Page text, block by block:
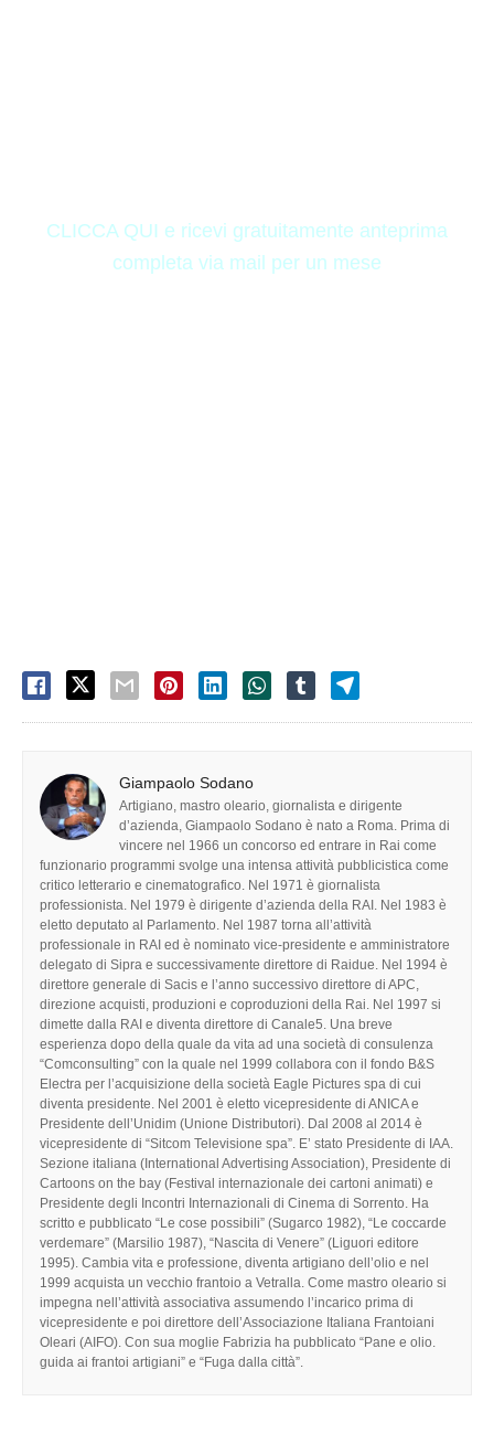
CLICCA QUI e ricevi gratuitamente anteprima
completa via mail per un mese
Giampaolo Sodano
Artigiano, mastro oleario, giornalista e dirigente
d’azienda, Giampaolo Sodano è nato a Roma. Prima di
vincere nel 1966 un concorso ed entrare in Rai come
funzionario programmi svolge una intensa attività pubblicistica come
critico letterario e cinematografico. Nel 1971 è giornalista
professionista. Nel 1979 è dirigente d’azienda della RAI. Nel 1983 è
eletto deputato al Parlamento. Nel 1987 torna all’attività
professionale in RAI ed è nominato vice-presidente e amministratore
delegato di Sipra e successivamente direttore di Raidue. Nel 1994 è
direttore generale di Sacis e l’anno successivo direttore di APC,
direzione acquisti, produzioni e coproduzioni della Rai. Nel 1997 si
dimette dalla RAI e diventa direttore di Canale5. Una breve
esperienza dopo della quale da vita ad una società di consulenza
“Comconsulting” con la quale nel 1999 collabora con il fondo B&S
Electra per l’acquisizione della società Eagle Pictures spa di cui
diventa presidente. Nel 2001 è eletto vicepresidente di ANICA e
Presidente dell’Unidim (Unione Distributori). Dal 2008 al 2014 è
vicepresidente di “Sitcom Televisione spa”. E’ stato Presidente di IAA.
Sezione italiana (International Advertising Association), Presidente di
Cartoons on the bay (Festival internazionale dei cartoni animati) e
Presidente degli Incontri Internazionali di Cinema di Sorrento. Ha
scritto e pubblicato “Le cose possibili” (Sugarco 1982), “Le coccarde
verdemare” (Marsilio 1987), “Nascita di Venere” (Liguori editore
1995). Cambia vita e professione, diventa artigiano dell’olio e nel
1999 acquista un vecchio frantoio a Vetralla. Come mastro oleario si
impegna nell’attività associativa assumendo l’incarico prima di
vicepresidente e poi direttore dell’Associazione Italiana Frantoiani
Oleari (AIFO). Con sua moglie Fabrizia ha pubblicato “Pane e olio.
guida ai frantoi artigiani” e “Fuga dalla città”.